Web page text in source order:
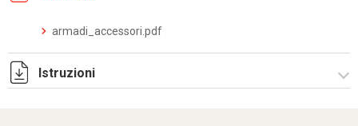
armadi_accessori.pdf
Istruzioni